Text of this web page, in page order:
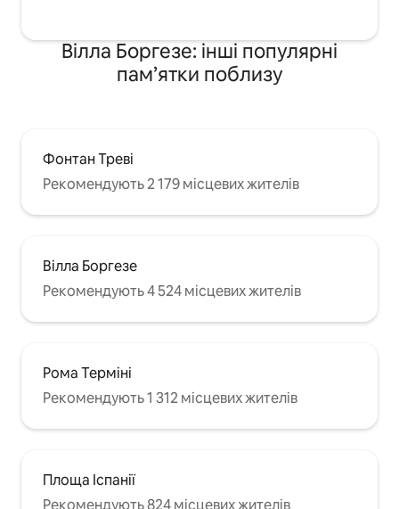
Вілла Боргезе: інші популярні
пам’ятки поблизу
Фонтан Треві
Рекомендують 2 179 місцевих жителів
Вілла Боргезе
Рекомендують 4 524 місцевих жителів
Рома Терміні
Рекомендують 1 312 місцевих жителів
Площа Іспанії
Рекомендують 824 місцевих жителів